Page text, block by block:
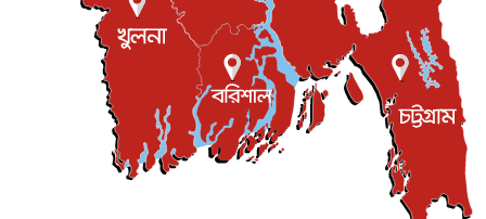
জাতীয় ৫ আগস্ট, ২০২৬
জনগণ পরিবর্তন চেয়েছে বলেই জুলাই আন্দোলন সফল :
৫ আগস্ট, ২০২৬
বেনজীর আহমেদের সঙ্গে পরীমনির ঘনিষ্ঠ সম্পর্ক ছিল : নাসির
মাহম...
জাতীয় ৫ আগস্ট, ২০২৬
হরমুজ নিয়ে ইরান-মার্কিন চুক্তি হতে পারে আজ : মার্কিন অর্থমন...